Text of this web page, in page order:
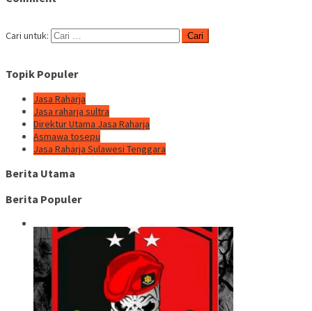
Cari untuk:
Topik Populer
Jasa Raharja
Jasa raharja sultra
Direktur Utama Jasa Raharja
Asmawa tosepu
Jasa Raharja Sulawesi Tenggara
Berita Utama
Berita Populer